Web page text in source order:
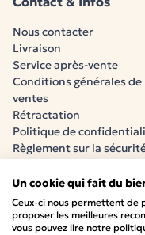
Respect de la
grâce à des
hypoallergéniques.
Hygiène
Un pack lit +
parents et
Choisir unpack lit +
avantages :
Compatibilité
pour un
Gain de temps:
Nous contacter
Livraison
Service après-vente
Conditions générales de
ventes
Rétractation
Politique de
Règlement sur la
Paiement sécurisé
Un cookie qui fait du
Ceux-ci nous permettent de
proposer les meilleures
vous pouvez lire notre